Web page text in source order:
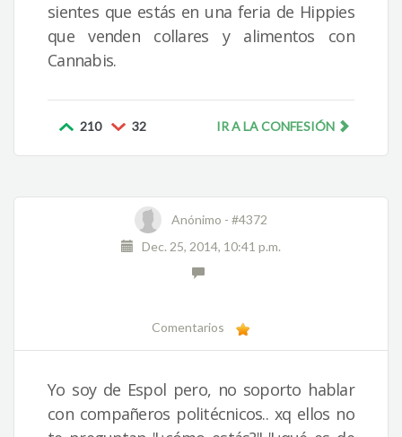
sientes que estás en una feria de Hippies
que venden collares y alimentos con
Cannabis.
210 32 IR A LA CONFESIÓN
Anónimo - #4372
Dec. 25, 2014, 10:41 p.m.
Comentarios
Yo soy de Espol pero, no soporto hablar
con compañeros politécnicos.. xq ellos no